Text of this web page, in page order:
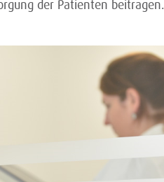
der Patienten beitragen.